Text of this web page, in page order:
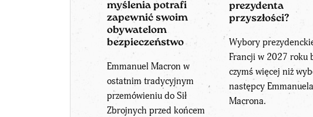
myślenia potrafi
zapewnić swoim
obywatelom
bezpieczeństwo
Emmanuel Macron w
ostatnim tradycyjnym
przemówieniu do Sił
Zbrojnych przed końcem
prezydenta
przyszłości?
Wybory
Francji w 2027 roku
czymś więcej niż
następcy Emmanuela
Macrona.